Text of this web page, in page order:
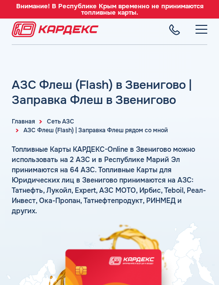
Внимание! В Республике Крым временно не принимаются
топливные карты.
Преимущества
Сравнение
Индивидуальный подход
Автомойки
Аdblue
Шиномонтаж
Вопросы и Ответы
СЕТЬ АЗС
Вся сеть АЗС
АЗС Газпромнефть
АЗС Тебойл
АЗС Газпром
АЗС Сургутнефтегаз
АЗС Нефтьмагистраль
Автомобильное топливо
Бензин
Дизельное топливо
Топливные бренды
Наши города
Калькулятор расхода топлива
СЕРВИСЫ
Электронный Документооборот (ЭДО)
Аналитика и Рекомендации
Умный Личный Кабинет
Уведомления об окончании баланса
КОМПАНИЯ
О компании
Контакты+7 (499) 322-22-95
info@card-oil.ru
Карта АЗС
Главная
Сеть АЗС
АЗС Флеш (Flash) | Заправка Флеш рядом со мной
АЗС Флеш (Flash) в Звенигово |
Заправка Флеш в Звенигово
Топливные Карты КАРДЕКС-Online в Звенигово можно
использовать на 2 АЗС и в Республике Марий Эл
принимаются на 64 АЗС. Топливные Карты для
Юридических лиц в Звенигово принимаются на АЗС:
Татнефть, Лукойл, Expert, АЗС МОТО, Ирбис, Teboil, Реал-
Инвест, Ока-Пропан, Татнефтепродукт, РИНМЕД и
других.